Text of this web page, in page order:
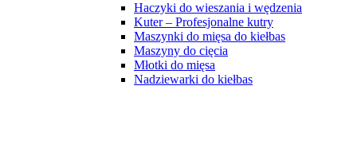
Haczyki do wieszania i wędzenia
Kuter – Profesjonalne kutry
Maszynki do mięsa do kiełbas
Maszyny do cięcia
Młotki do mięsa
Nadziewarki do kiełbas